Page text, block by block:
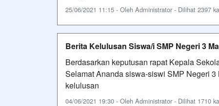
25/06/2021 11:15 - Oleh Administrator - Dilihat 2397
Berita Kelulusan Siswa/i SMP Negeri 3
Berdasarkan keputusan rapat Kepala
Selamat Ananda siswa-siswi SMP Negeri
kelulusan
04/06/2021 19:30 - Oleh Administrator - Dilihat 1710